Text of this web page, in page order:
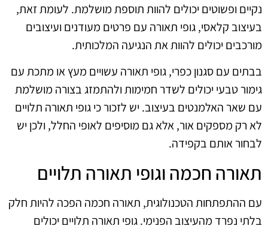
נקיים ופשוטים יכולים להוות תוספת מושלמת. לעומת זאת,
בעיצוב קלאסי, גופי תאורה עם פרטים מעודנים ועיצובים
מורכבים יכולים להוות את הנגיעה המלכותית.
בבתים עם סגנון כפרי, גופי תאורה עשויים מעץ או מתכת עם
גימור טבעי יכולים לשדר חמימות ולהתמזג בצורה מושלמת
עם שאר האלמנטים בעיצוב. יש לזכור כי גופי תאורה תלויים
לא רק מספקים אור, אלא גם מוסיפים לאופי החלל, ולכן יש
לבחור אותם בקפידה.
תאורה חכמה וגופי תאורה תלויים
עם ההתפתחות הטכנולוגית, תאורה חכמה הפכה להיות חלק
בלתי נפרד מהעיצוב הפנימי. גופי תאורה תלויים יכולים